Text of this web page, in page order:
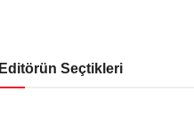
Editörün Seçtikleri